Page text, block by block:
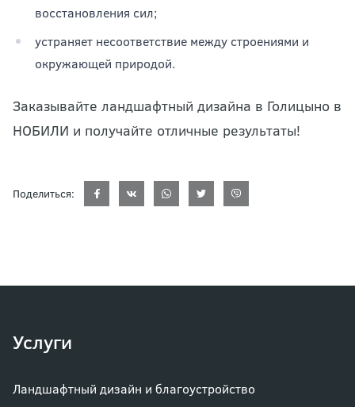
восстановления сил;
устраняет несоответствие между строениями и
окружающей природой.
Заказывайте ландшафтный дизайна в Голицыно в
НОБИЛИ и получайте отличные результаты!
Поделиться:
Услуги
Ландшафтный дизайн и благоустройство